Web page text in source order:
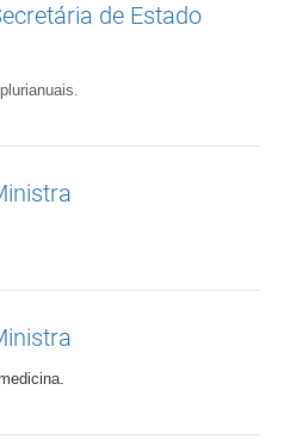
de Estado